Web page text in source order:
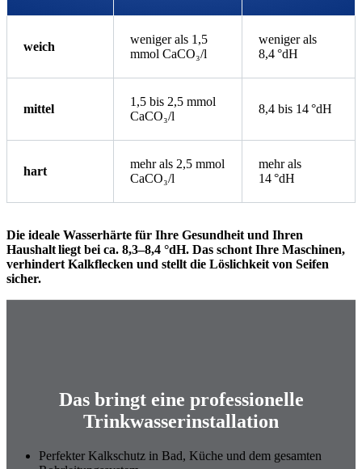
weich
weniger als 1,5
mmol CaCO₃/l
weniger als
8,4 °dH
mittel
1,5 bis 2,5 mmol
CaCO₃/l
8,4 bis 14 °dH
hart
mehr als 2,5 mmol
CaCO₃/l
mehr als
14 °dH
Die ideale Wasserhärte für Ihre Gesundheit und Ihren
Haushalt liegt bei ca. 8,3–8,4 °dH. Das schont Ihre Maschinen,
verhindert Kalkflecken und stellt die Löslichkeit von Seifen
sicher.
Das bringt eine professionelle
Trinkwasserinstallation
Perfekter Kalkschutz in Bad, Küche und dem gesamten